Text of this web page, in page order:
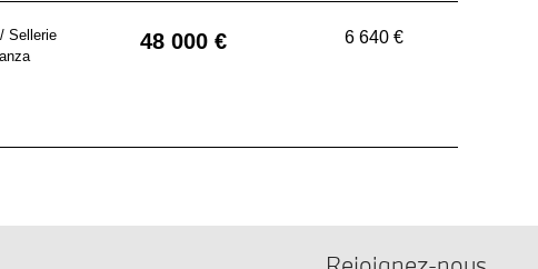
Sellerie
48 000 € 6 640 €